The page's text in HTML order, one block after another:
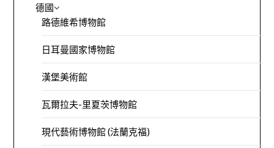
德國
路德維希博物館
日耳曼國家博物館
漢堡美術館
瓦爾拉夫-里夏茨博物館
現代藝術博物館 (法蘭克福)